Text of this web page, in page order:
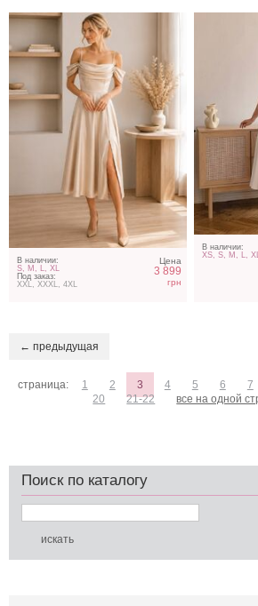
В наличии:
S, M, L, XL
Под заказ:
XXL, XXXL, 4XL
Цена
3 899
грн
В наличии:
XS, S, M, L, XL
← предыдущая
страница: 1 2 3 4 5 6 7
20
21-22 все на одной
Поиск по каталогу